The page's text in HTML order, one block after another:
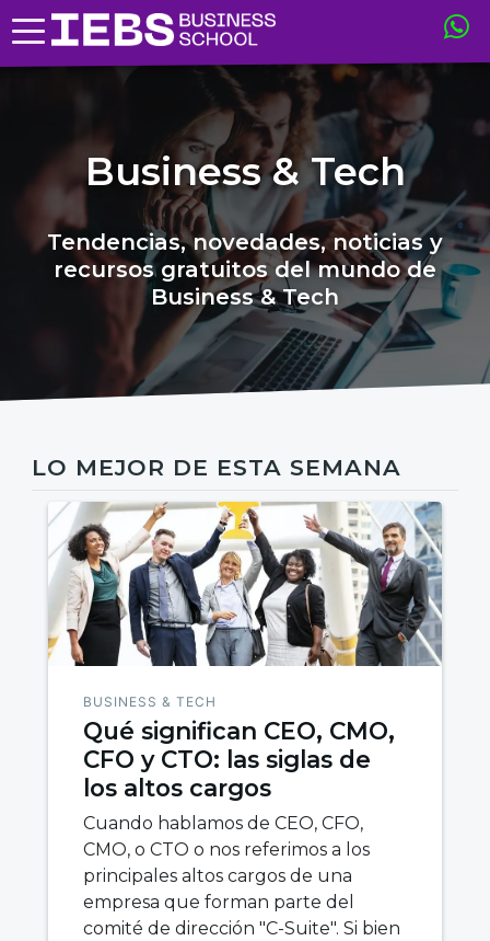
Business & Tech
Tendencias, novedades, noticias y
recursos gratuitos del mundo de
Business & Tech
LO MEJOR DE ESTA SEMANA
BUSINESS & TECH
Qué significan CEO, CMO,
CFO y CTO: las siglas de
los altos cargos
Cuando hablamos de CEO, CFO,
CMO, o CTO o nos referimos a los
principales altos cargos de una
empresa que forman parte del
comité de dirección "C-Suite". Si bien